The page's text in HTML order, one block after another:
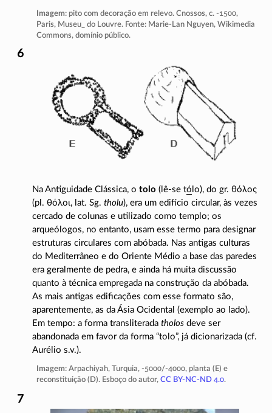
Imagem: pito com decoração em relevo. Cnossos, c. -1500,
Paris, Museu_ do Louvre. Fonte: Marie-LanNguyen, Wikimedia
Commons, domínio público.
Na Antiguidade Clássica, o tolo (lê-setó lo), do gr. θόλος
(pl. θόλοι, lat. Sg. tholu), era um edifício circular, às vezes
cercado de colunas e utilizado como templo; os
arqueólogos, no entanto, usam esse termo para designar
estruturas circulares com abóbada. Nas antigas culturas
do Mediterrâneo e do Oriente Médio a base das paredes
era geralmente de pedra, e ainda há muita discussão
quanto à técnica empregada na construção da abóbada.
As mais antigas edificações com esse formato são,
aparentemente, as da Ásia Ocidental (exemplo ao lado).
Em tempo: a forma transliterada tholosdeve ser
abandonada em favor da forma “tolo”, já dicionarizada (cf.
Aurélio s.v.).
Imagem: Arpachiyah, Turquia, -5000/-4000, planta (E) e
reconstituição (D). Esboço do autor, CC BY-NC-ND 4.0.